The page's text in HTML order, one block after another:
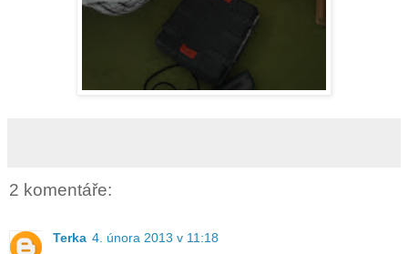
2 komentáře:
Terka 4. února 2013 v 11:18